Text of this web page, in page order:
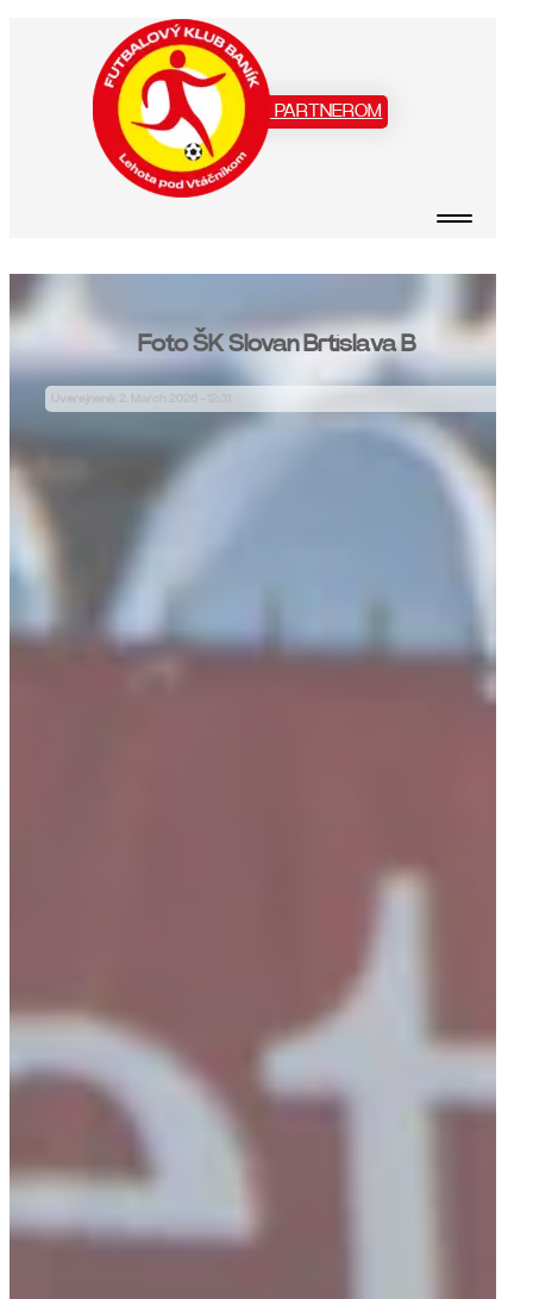
Staň sa našim PARTNEROM
Foto ŠK Slovan Brtislava B
Uverejnené: 2. March 2026 - 12:31